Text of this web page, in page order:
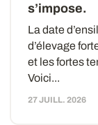
s’impose.
La date
d’élevage
et les fortes
Voici...
27 JUILL. 2026